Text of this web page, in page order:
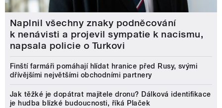
Naplnil všechny znaky podněcování
k nenávisti a projevil sympatie k nacismu,
napsala policie o Turkovi
Finští farmáři pomáhají hlídat hranice před Rusy, svými
dřívějšími největšími obchodními partnery
Jak těžké je dopátrat majitele dronu? Dálková identifikace
je hudba blízké budoucnosti, říká Plaček